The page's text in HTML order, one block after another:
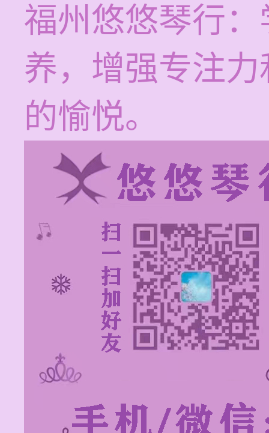
福州悠悠琴行
养，增强专注
的愉悦。